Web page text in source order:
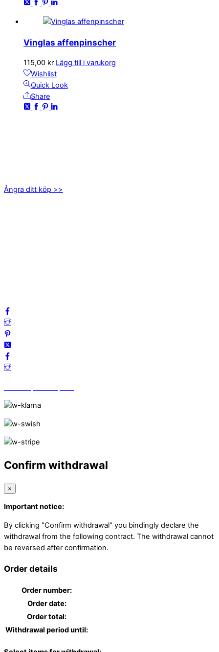
Vinglas affenpinscher
115,00 kr Lägg till i varukorg
Wishlist
Quick Look
Share
Ångra ditt köp >>
Confirm withdrawal
×
Important notice:
By clicking "Confirm withdrawal" you bindingly declare the
withdrawal from the following contract. The withdrawal cannot
be reversed after confirmation.
Order details
Order number:
Order date:
Order total:
Withdrawal period until: